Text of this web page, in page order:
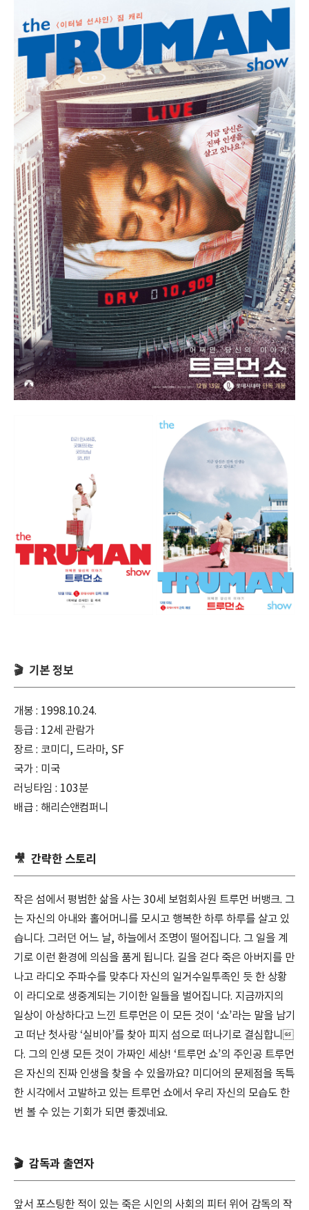
🎬 기본 정보
개봉 : 1998.10.24.
등급 : 12세 관람가
장르 : 코미디, 드라마, SF
국가 : 미국
러닝타임 : 103분
배급 : 해리슨앤컴퍼니
🎥 간략한 스토리
작은 섬에서 평범한 삶을 사는 30세 보험회사원 트루먼 버뱅크. 그
는 자신의 아내와 홀어머니를 모시고 행복한 하루 하루를 살고 있
습니다. 그러던 어느 날, 하늘에서 조명이 떨어집니다. 그 일을 계
기로 이런 환경에 의심을 품게 됩니다. 길을 걷다 죽은 아버지를 만
나고 라디오 주파수를 맞추다 자신의 일거수일투족인 듯 한 상황
이 라디오로 생중계되는 기이한 일들을 벌어집니다. 지금까지의
일상이 아상하다고 느낀 트루먼은 이 모든 것이 ‘쇼’라는 말을 남기
고 떠난 첫사랑 ‘실비아’를 찾아 피지 섬으로 떠나기로 결심합니
다. 그의 인생 모든 것이 가짜인 세상! ‘트루먼 쇼’의 주인공 트루먼
은 자신의 진짜 인생을 찾을 수 있을까요? 미디어의 문제점을 독특
한 시각에서 고발하고 있는 트루먼 쇼에서 우리 자신의 모습도 한
번 볼 수 있는 기회가 되면 좋겠네요.
🎬 감독과 출연자
앞서 포스팅한 적이 있는 죽은 시인의 사회의 피터 위어 감독의 작